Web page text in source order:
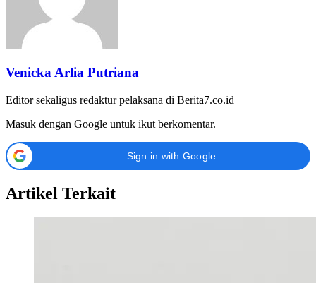
Venicka Arlia Putriana
Editor sekaligus redaktur pelaksana di Berita7.co.id
Masuk dengan Google untuk ikut berkomentar.
Sign in with Google
Artikel Terkait